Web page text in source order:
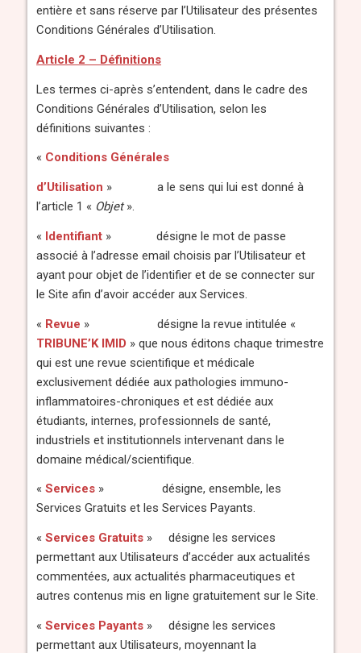
entière et sans réserve par l’Utilisateur des présentes
Conditions Générales d’Utilisation.
Article 2 – Définitions
Les termes ci-après s’entendent, dans le cadre des
Conditions Générales d’Utilisation, selon les
définitions suivantes :
« Conditions Générales
d’Utilisation » a le sens qui lui est donné à
l’article 1 « Objet».
« Identifiant » désigne le mot de passe
associé à l’adresse email choisis par l’Utilisateur et
ayant pour objet de l’identifier et de se connecter sur
le Site afin d’avoir accéder aux Services.
« Revue » désigne la revue intitulée «
TRIBUNE’K IMID » que nous éditons chaque trimestre
qui est une revue scientifique et médicale
exclusivement dédiée aux pathologies immuno-
inflammatoires-chroniques et est dédiée aux
étudiants, internes, professionnels de santé,
industriels et institutionnels intervenant dans le
domaine médical/scientifique.
«Services » désigne, ensemble, les
Services Gratuits et les Services Payants.
«Services Gratuits » désigne les services
permettant aux Utilisateurs d’accéder aux actualités
commentées, aux actualités pharmaceutiques et
autres contenus mis en ligne gratuitement sur le Site.
«Services Payants » désigne les services
permettant aux Utilisateurs, moyennant la